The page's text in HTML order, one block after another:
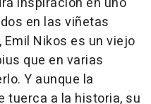
en las viñetas
Nikos es un viejo
que en varias
Y aunque la
tuerca a la historia, su